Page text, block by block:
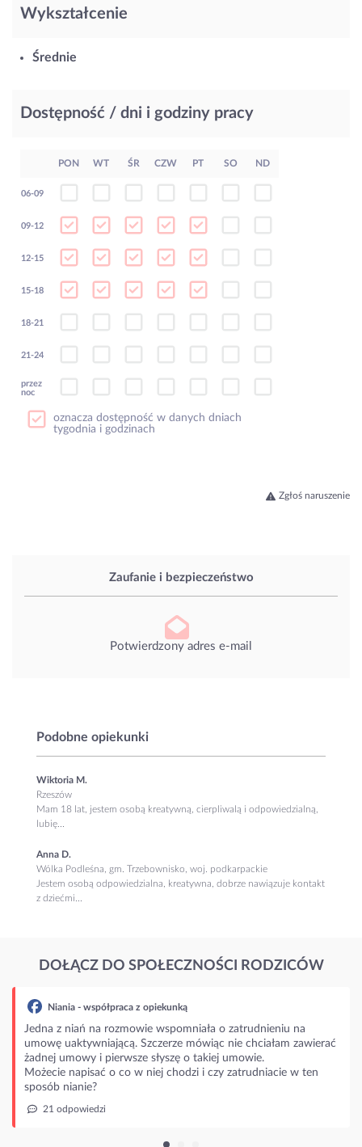
Zaufanie i bezpieczeństwo
Potwierdzony adres e-mail
Podobne opiekunki
Wiktoria M.
Rzeszów
Mam 18 lat, jestem osobą kreatywną, cierpliwalą i odpowiedzialną,
lubię...
Anna D.
Wólka Podleśna, gm. Trzebownisko, woj. podkarpackie
Jestem osobą odpowiedzialna, kreatywna, dobrze nawiązuje kontakt
z dziećmi...
Wykształcenie
Średnie
Dostępność / dni i godziny pracy
PON WT ŚR CZW PT SO ND
06-09
09-12
12-15
15-18
18-21
21-24
przez
noc
oznacza dostępność w danych dniach
tygodnia i godzinach
Zgłoś naruszenie
DOŁĄCZ DO SPOŁECZNOŚCI RODZICÓW
współpraca z opiekunką
na rozmowie wspomniała o zatrudnieniu na
Szczerze mówiąc nie chciałam zawierać
i pierwsze słyszę o takiej umowie.
o co w niej chodzi i czy zatrudniacie w ten